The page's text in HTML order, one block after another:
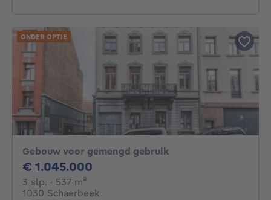
Gebouw voor gemengd gebruik
€ 1.045.000
3 slp. 3 slaapkamers
· 537 m²
1030 Schaerbeek
ONDER OPTIE